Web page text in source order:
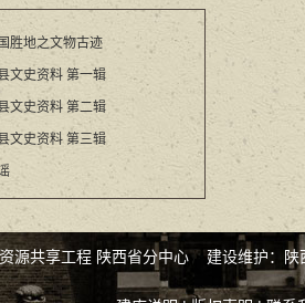
胜地之文物古迹
文史资料 第一辑
文史资料 第二辑
文史资料 第三辑
源共享工程 陕西省分中心 建设维护：陕